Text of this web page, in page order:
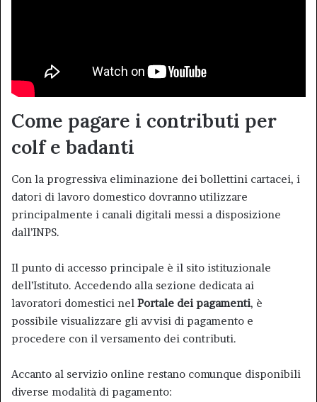
Come pagare i contributi per
colf e badanti
Con la progressiva eliminazione dei bollettini cartacei, i
datori di lavoro domestico dovranno utilizzare
principalmente i canali digitali messi a disposizione
dall’INPS.
Il punto di accesso principale è il sito istituzionale
dell’Istituto. Accedendo alla sezione dedicata ai
lavoratori domestici nel Portale dei pagamenti, è
possibile visualizzare gli avvisi di pagamento e
procedere con il versamento dei contributi.
Accanto al servizio online restano comunque disponibili
diverse modalità di pagamento: